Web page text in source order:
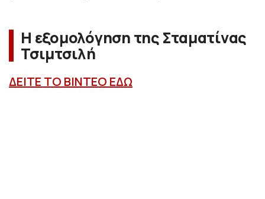
Η εξομολόγηση της Σταματίνας
Τσιμτσιλή
ΔΕΙΤΕ ΤΟ ΒΙΝΤΕΟ ΕΔΩ